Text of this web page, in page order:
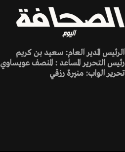
الرئيس المدير العام: سعيد بن كريم
رئيس التحرير المساعد : المنصف عويساوي
تحرير الواب: منيرة رزقي